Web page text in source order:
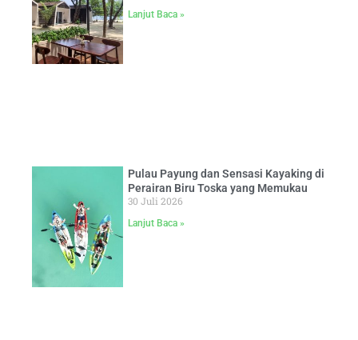
Lanjut Baca »
Pulau Payung dan Sensasi Kayaking di
Perairan Biru Toska yang Memukau
30 Juli 2026
Lanjut Baca »